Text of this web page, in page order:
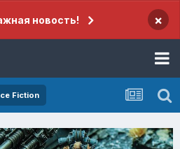
новость! ×
Fiction